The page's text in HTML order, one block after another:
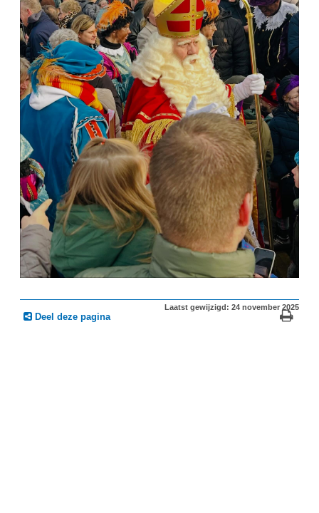
Deel deze pagina
Laatst gewijzigd: 24 november 2025